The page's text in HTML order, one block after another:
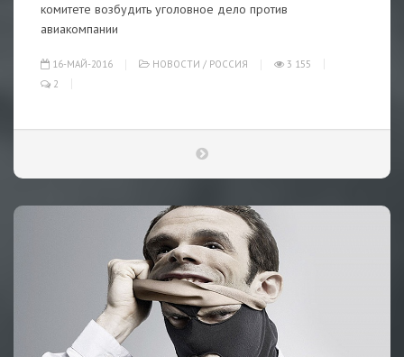
комитете возбудить уголовное дело против
авиакомпании
16-МАЙ-2016 НОВОСТИ / РОССИЯ
3 155
2